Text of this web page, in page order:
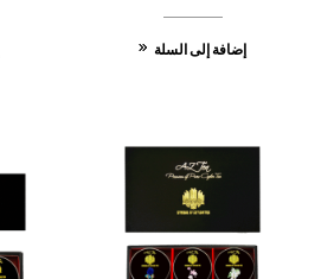
إضافة إلى السلة